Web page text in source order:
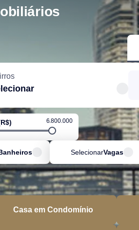
6.800.000
SelecionarVagas
Casa em Condomínio